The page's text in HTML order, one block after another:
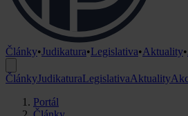
Články•Judikatura•Legislativa•Aktuality•
ČlánkyJudikaturaLegislativaAktuality
Portál